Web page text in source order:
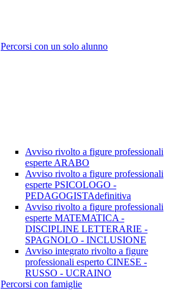
Percorsi con un solo alunno
Avviso rivolto a figure professionali
esperte ARABO
Avviso rivolto a figure professionali
esperte PSICOLOGO -
PEDAGOGISTAdefinitiva
Avviso rivolto a figure professionali
esperte MATEMATICA -
DISCIPLINE LETTERARIE -
SPAGNOLO - INCLUSIONE
Avviso integrato rivolto a figure
professionali esperto CINESE -
RUSSO - UCRAINO
Percorsi con famiglie